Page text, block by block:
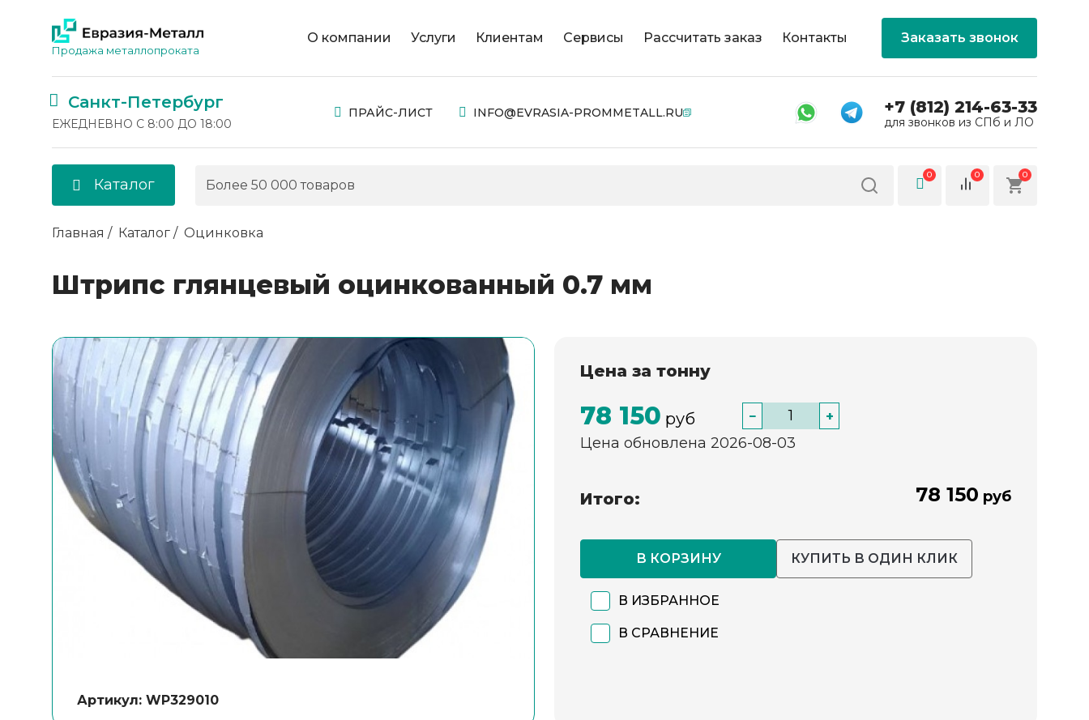
Продажа металлопроката
О компании Услуги Клиентам Сервисы Рассчитать заказ Контакты Заказать звонок
Санкт-Петербург
ЕЖЕДНЕВНО С 8:00 ДО 18:00
ПРАЙС-ЛИСТ INFO@EVRASIA-PROMMETALL.RU +7 (812) 214-63-33
для звонков из СПб и ЛО
Каталог
0 0 0
Главная Каталог Оцинковка
Штрипс глянцевый оцинкованный 0.7 мм
Артикул: WP329010
Цена за тонну
78 150 руб − +
Цена обновлена 2026-08-03
Итого: 78 150 руб
В КОРЗИНУ КУПИТЬ В ОДИН КЛИК
В ИЗБРАННОЕ
В СРАВНЕНИЕ